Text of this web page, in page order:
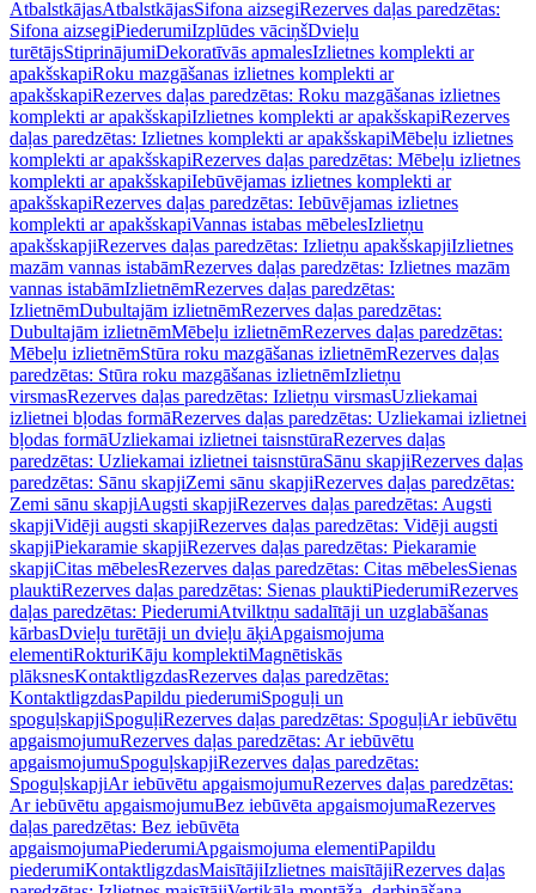
AtbalstkājasAtbalstkājasSifona aizsegiRezerves daļas paredzētas:
Sifona aizsegiPiederumiIzplūdes vāciņšDvieļu
turētājsStiprinājumiDekoratīvās apmalesIzlietnes komplekti ar
apakšskapiRoku mazgāšanas izlietnes komplekti ar
apakšskapiRezerves daļas paredzētas: Roku mazgāšanas izlietnes
komplekti ar apakšskapiIzlietnes komplekti ar apakšskapiRezerves
daļas paredzētas: Izlietnes komplekti ar apakšskapiMēbeļu izlietnes
komplekti ar apakšskapiRezerves daļas paredzētas: Mēbeļu izlietnes
komplekti ar apakšskapiIebūvējamas izlietnes komplekti ar
apakšskapiRezerves daļas paredzētas: Iebūvējamas izlietnes
komplekti ar apakšskapiVannas istabas mēbelesIzlietņu
apakšskapjiRezerves daļas paredzētas: Izlietņu apakšskapjiIzlietnes
mazām vannas istabāmRezerves daļas paredzētas: Izlietnes mazām
vannas istabāmIzlietnēmRezerves daļas paredzētas:
IzlietnēmDubultajām izlietnēmRezerves daļas paredzētas:
Dubultajām izlietnēmMēbeļu izlietnēmRezerves daļas paredzētas:
Mēbeļu izlietnēmStūra roku mazgāšanas izlietnēmRezerves daļas
paredzētas: Stūra roku mazgāšanas izlietnēmIzlietņu
virsmasRezerves daļas paredzētas: Izlietņu virsmasUzliekamai
izlietnei bļodas formāRezerves daļas paredzētas: Uzliekamai izlietnei
bļodas formāUzliekamai izlietnei taisnstūraRezerves daļas
paredzētas: Uzliekamai izlietnei taisnstūraSānu skapjiRezerves daļas
paredzētas: Sānu skapjiZemi sānu skapjiRezerves daļas paredzētas:
Zemi sānu skapjiAugsti skapjiRezerves daļas paredzētas: Augsti
skapjiVidēji augsti skapjiRezerves daļas paredzētas: Vidēji augsti
skapjiPiekaramie skapjiRezerves daļas paredzētas: Piekaramie
skapjiCitas mēbelesRezerves daļas paredzētas: Citas mēbelesSienas
plauktiRezerves daļas paredzētas: Sienas plauktiPiederumiRezerves
daļas paredzētas: PiederumiAtvilktņu sadalītāji un uzglabāšanas
kārbasDvieļu turētāji un dvieļu āķiApgaismojuma
elementiRokturiKāju komplektiMagnētiskās
plāksnesKontaktligzdasRezerves daļas paredzētas:
KontaktligzdasPapildu piederumiSpoguļi un
spoguļskapjiSpoguļiRezerves daļas paredzētas: SpoguļiAr iebūvētu
apgaismojumuRezerves daļas paredzētas: Ar iebūvētu
apgaismojumuSpoguļskapjiRezerves daļas paredzētas:
SpoguļskapjiAr iebūvētu apgaismojumuRezerves daļas paredzētas:
Ar iebūvētu apgaismojumuBez iebūvēta apgaismojumaRezerves
daļas paredzētas: Bez iebūvēta
apgaismojumaPiederumiApgaismojuma elementiPapildu
piederumiKontaktligzdasMaisītājiIzlietnes maisītājiRezerves daļas